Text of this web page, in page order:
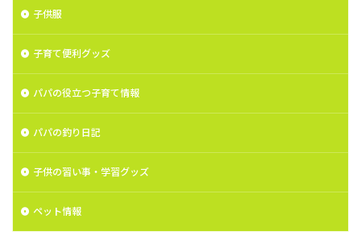
子供服
子育て便利グッズ
パパの役立つ子育て情報
パパの釣り日記
子供の習い事・学習グッズ
ペット情報